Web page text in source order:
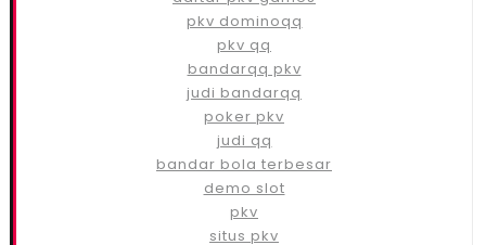
pkv dominoqq
pkv qq
bandarqq pkv
judi bandarqq
poker pkv
judi qq
bandar bola terbesar
demo slot
pkv
situs pkv